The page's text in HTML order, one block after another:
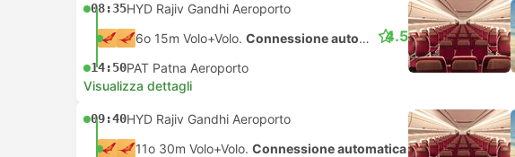
08:35HYD Rajiv Gandhi Aeroporto
6o 15m Volo+Volo. Connessione automatica
14:50PAT Patna Aeroporto
4.5
Visualizza dettagli
09:40HYD Rajiv Gandhi Aeroporto
11o 30m Volo+Volo. Connessione automatica